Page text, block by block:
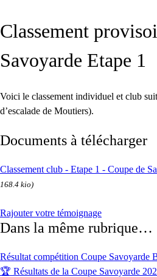
Classement
Savoyarde Etape 1
Voici le classement individuel et club
d’escalade de Moutiers).
Documents à télécharger
Classement club - Etape 1 - Coupe de
168.4 kio)
Rajouter votre témoignage
Dans la même rubrique…
Résultat compétition Coupe Savoyarde
🏆 Résultats de la Coupe Savoyarde